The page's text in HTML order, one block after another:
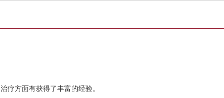
方面有获得了丰富的经验。